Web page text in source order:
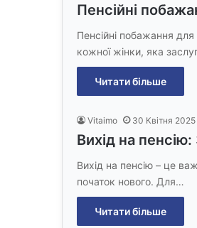
Пенсійні
Пенсійні побажання
кожної жінки, яка
Читати більше
Vitaimo 30 Квітня 2025
Вихід на
Вихід на пенсію – це
початок нового. Для…
Читати більше